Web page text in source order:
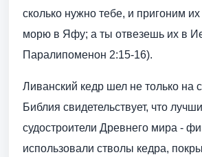
сколько нужно тебе, и пригоним
морю в Яфу; а ты отвезешь их в
Паралипоменон 2:15-16).
Ливанский кедр шел не только на
Библия свидетельствует, что
судостроители Древнего мира -
использовали стволы кедра,